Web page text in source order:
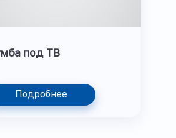
под ТВ
Подробнее